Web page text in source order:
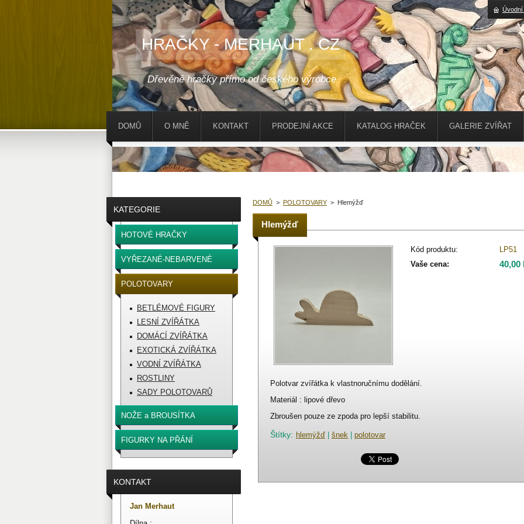
HRAČKY - MERHAUT . CZ
Dřevěné hračky přímo od českého výrobce
DOMŮ > POLOTOVARY > Hlemýžď
Hlemýžď
Kód produktu:
LP51
Vaše cena:
40,00
Polotvar zvířátka k vlastnoručnímu dodělání.
Materiál : lipové dřevo
Zbroušen pouze ze zpoda pro lepší stabilitu.
Štítky: hlemýžď šnek polotovar
KATEGORIE
HOTOVÉ HRAČKY
VYŘEZANÉ-NEBARVENÉ
POLOTOVARY
BETLÉMOVÉ FIGURY
LESNÍ ZVÍŘÁTKA
DOMÁCÍ ZVÍŘÁTKA
EXOTICKÁ ZVÍŘÁTKA
VODNÍ ZVÍŘÁTKA
ROSTLINY
SADY POLOTOVARŮ
NOŽE a BROUSÍTKA
FIGURKY NA PŘÁNÍ
KONTAKT
Jan Merhaut
DOMŮ O MNĚ KONTAKT PRODEJNÍ AKCE KATALOG HRAČEK GALERIE ZVÍŘAT